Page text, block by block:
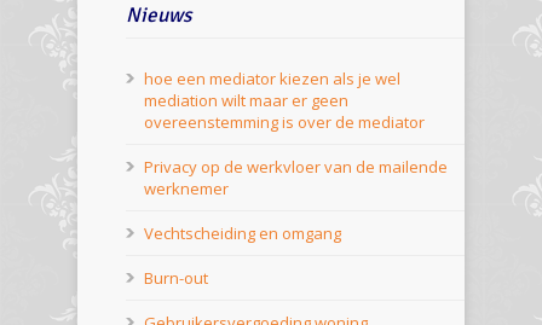
Nieuws
hoe een mediator kiezen als je wel
mediation wilt maar er geen
overeenstemming is over de mediator
Privacy op de werkvloer van de mailende
werknemer
Vechtscheiding en omgang
Burn-out